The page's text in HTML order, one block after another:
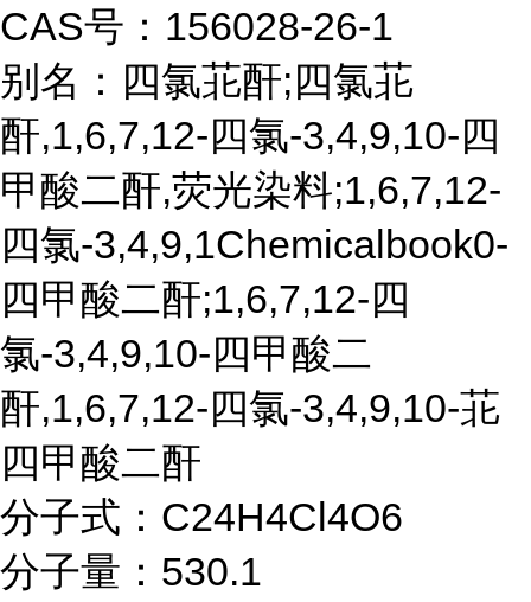
CAS号：156028-26-1
别名：四氯苝酐;四氯苝
酐,1,6,7,12-四氯-3,4,9,10-四
甲酸二酐,荧光染料;1,6,7,12-
四氯-3,4,9,1Chemicalbook0-
四甲酸二酐;1,6,7,12-四
氯-3,4,9,10-四甲酸二
酐,1,6,7,12-四氯-3,4,9,10-苝
四甲酸二酐
分子式：C24H4Cl4O6
分子量：530.1